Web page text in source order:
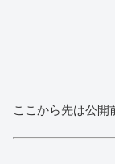
ここから先は公開